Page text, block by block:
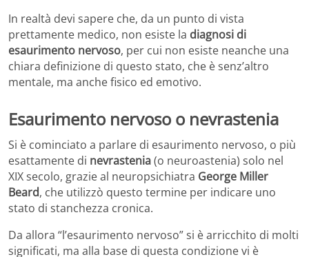
In realtà devi sapere che, da un punto di vista
prettamente medico, non esiste la diagnosi di
esaurimento nervoso, per cui non esiste neanche una
chiara definizione di questo stato, che è senz’altro
mentale, ma anche fisico ed emotivo.
Esaurimento nervoso o nevrastenia
Si è cominciato a parlare di esaurimento nervoso, o più
esattamente di nevrastenia(o neuroastenia) solo nel
XIX secolo, grazie al neuropsichiatra George Miller
Beard, che utilizzò questo termine per indicare uno
stato di stanchezza cronica.
Da allora “l’esaurimento nervoso” si è arricchito di molti
significati, ma alla base di questa condizione vi è